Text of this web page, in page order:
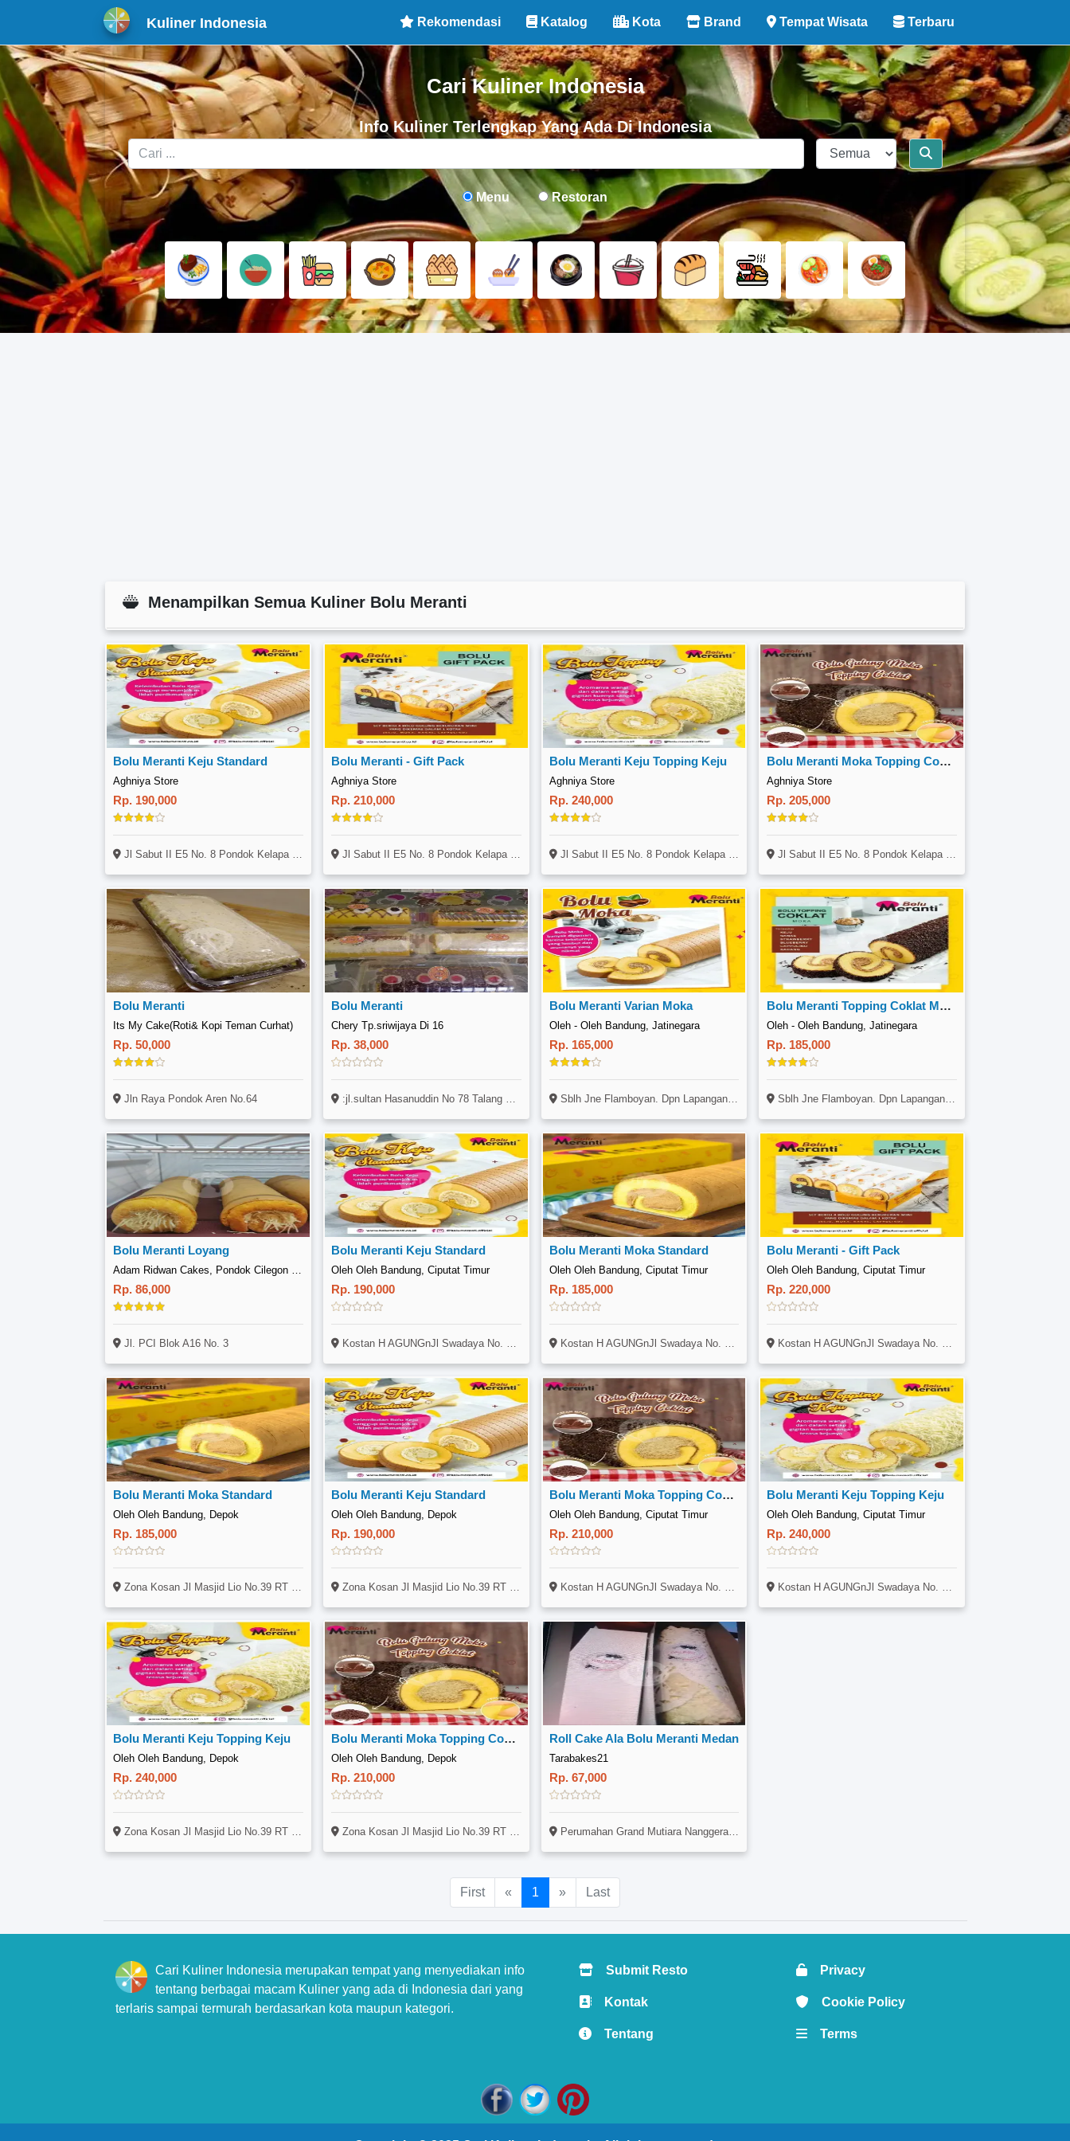
Kuliner Indonesia Rekomendasi Katalog Kota Brand Tempat Wisata Terbaru
Cari Kuliner Indonesia
Info Kuliner Terlengkap Yang Ada Di Indonesia
Menu Restoran
Menampilkan Semua Kuliner Bolu Meranti
Bolu Meranti Keju Standard
Aghniya Store
Rp. 190,000
Jl Sabut II E5 No. 8 Pondok Kelapa Duren Sawit Jakarta Timur
Bolu Meranti - Gift Pack
Aghniya Store
Rp. 210,000
Jl Sabut II E5 No. 8 Pondok Kelapa Duren Sawit Jakarta Timur
Bolu Meranti Keju Topping Keju
Aghniya Store
Rp. 240,000
Jl Sabut II E5 No. 8 Pondok Kelapa Duren Sawit Jakarta Timur
Bolu Meranti Moka Topping Coklat
Aghniya Store
Rp. 205,000
Jl Sabut II E5 No. 8 Pondok Kelapa Duren Sawit Jakarta Timur
Bolu Meranti
Its My Cake(Roti& Kopi Teman Curhat)
Rp. 50,000
Jln Raya Pondok Aren No.64
Bolu Meranti
Chery Tp.sriwijaya Di 16
Rp. 38,000
:jl.sultan Hasanuddin No 78 Talang Bakung, Kecamatan Jambi Selatan, Jambi
Bolu Meranti Varian Moka
Oleh - Oleh Bandung, Jatinegara
Rp. 165,000
Sblh Jne Flamboyan. Dpn Lapangan Basket ..
Bolu Meranti Topping Coklat Moka
Oleh - Oleh Bandung, Jatinegara
Rp. 185,000
Sblh Jne Flamboyan. Dpn Lapangan Basket ..
Bolu Meranti Loyang
Adam Ridwan Cakes, Pondok Cilegon Indah
Rp. 86,000
Jl. PCI Blok A16 No. 3
Bolu Meranti Keju Standard
Oleh Oleh Bandung, Ciputat Timur
Rp. 190,000
Kostan H AGUNGnJl Swadaya No. 8A Rt5 Rw1 N(sebelah CLUSTER CASAJAVA) NRengas NPondok Ranji
Bolu Meranti Moka Standard
Oleh Oleh Bandung, Ciputat Timur
Rp. 185,000
Kostan H AGUNGnJl Swadaya No. 8A Rt5 Rw1 N(sebelah CLUSTER CASAJAVA) NRengas NPondok Ranji
Bolu Meranti - Gift Pack
Oleh Oleh Bandung, Ciputat Timur
Rp. 220,000
Kostan H AGUNGnJl Swadaya No. 8A Rt5 Rw1 N(sebelah CLUSTER CASAJAVA) NRengas NPondok Ranji
Bolu Meranti Moka Standard
Oleh Oleh Bandung, Depok
Rp. 185,000
Zona Kosan Jl Masjid Lio No.39 RT 02 RW 20 Depok Pancoran Mas (Samping Gor) Kamar Kanguru
Bolu Meranti Keju Standard
Oleh Oleh Bandung, Depok
Rp. 190,000
Zona Kosan Jl Masjid Lio No.39 RT 02 RW 20 Depok Pancoran Mas (Samping Gor) Kamar Kanguru
Bolu Meranti Moka Topping Coklat
Oleh Oleh Bandung, Ciputat Timur
Rp. 210,000
Kostan H AGUNGnJl Swadaya No. 8A Rt5 Rw1 N(sebelah CLUSTER CASAJAVA) NRengas NPondok Ranji
Bolu Meranti Keju Topping Keju
Oleh Oleh Bandung, Ciputat Timur
Rp. 240,000
Kostan H AGUNGnJl Swadaya No. 8A Rt5 Rw1 N(sebelah CLUSTER CASAJAVA) NRengas NPondok Ranji
Bolu Meranti Keju Topping Keju
Oleh Oleh Bandung, Depok
Rp. 240,000
Zona Kosan Jl Masjid Lio No.39 RT 02 RW 20 Depok Pancoran Mas (Samping Gor) Kamar Kanguru
Bolu Meranti Moka Topping Coklat
Oleh Oleh Bandung, Depok
Rp. 210,000
Zona Kosan Jl Masjid Lio No.39 RT 02 RW 20 Depok Pancoran Mas (Samping Gor) Kamar Kanguru
Roll Cake Ala Bolu Meranti Medan
Tarabakes21
Rp. 67,000
Perumahan Grand Mutiara Nanggerang Blok F No 6
First « 1 » Last
Cari Kuliner Indonesia merupakan tempat yang menyediakan info
tentang berbagai macam Kuliner yang ada di Indonesia dari yang
terlaris sampai termurah berdasarkan kota maupun kategori.
Submit Resto
Kontak
Tentang
Privacy
Cookie Policy
Terms